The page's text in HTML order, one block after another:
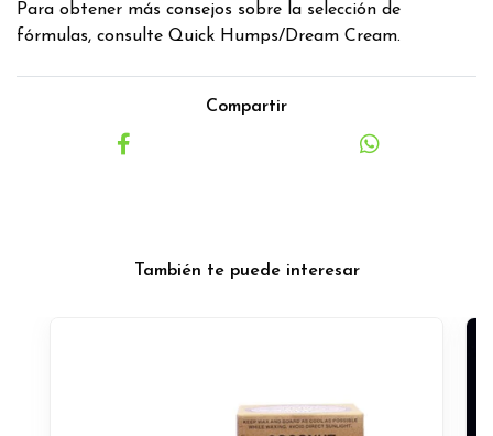
Para obtener más consejos sobre la selección de
fórmulas, consulte Quick Humps/Dream Cream.
Compartir
También te puede interesar